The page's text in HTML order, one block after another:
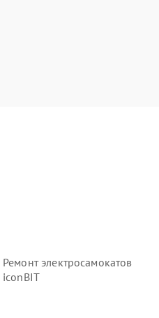
Ремонт электросамокатов
iconBIT